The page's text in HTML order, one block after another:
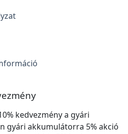
kedvezmény a gyári
gyári akkumulátorra 5% akció